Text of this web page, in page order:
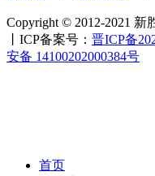
Copyright © 2012-2021
丨ICP备案号： 晋ICP备
安备 14100202000384号
首页